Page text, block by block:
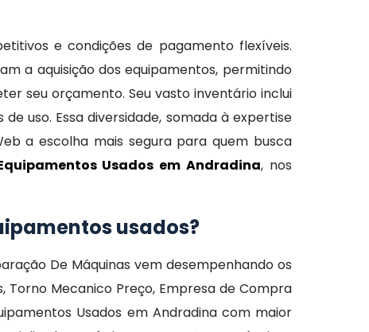
e condições de pagamento flexíveis.
a aquisição dos equipamentos, permitindo
seu orçamento. Seu vasto inventário inclui
uso. Essa diversidade, somada à expertise
a escolha mais segura para quem busca
Usados em Andradina, nos
usados?
De Máquinas vem desempenhando os
Mecanico Preço, Empresa de Compra
Usados em Andradina com maior